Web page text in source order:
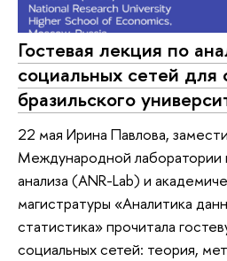
Гостевая лекция по
социальных сетей для
бразильского
22 мая Ирина Павлова,
Международной лаборатории
анализа (ANR-Lab) и
магистратуры «Аналитика
статистика» прочитала
социальных сетей: теория,